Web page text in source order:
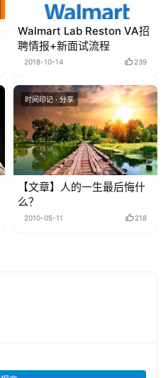
Walmart Lab Reston VA招
聘情报+新面试流程
2018-10-14 239
时间印记 · 分享
【文章】人的一生最后悔什
么？
2010-05-11 218